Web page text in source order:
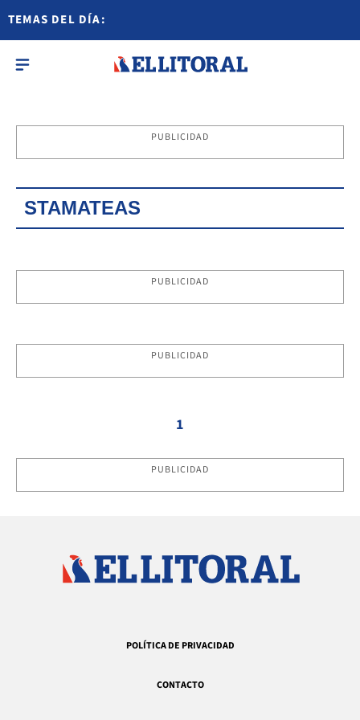
TEMAS DEL DÍA:
PUBLICIDAD
STAMATEAS
PUBLICIDAD
PUBLICIDAD
1
PUBLICIDAD
POLÍTICA DE PRIVACIDAD
CONTACTO